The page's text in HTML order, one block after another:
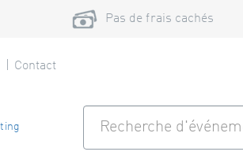
Pas de frais cachés
Contact